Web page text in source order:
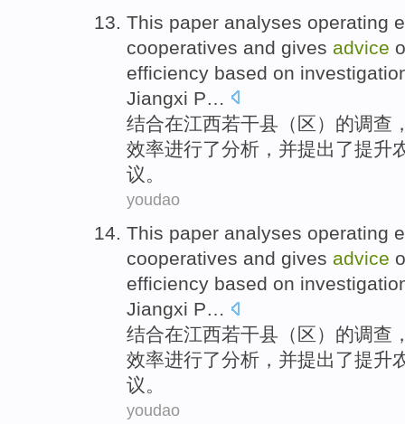
This paper analyses operating
cooperatives and gives advice
efficiency based on
Jiangxi P
结合在江西若干县 （区） 的调查
效率进行了分析 ， 并提出了提升
议 。
youdao
This paper analyses operating
cooperatives and gives advice
efficiency based on
Jiangxi P…
结合在江西若干县 （区） 的调查
效率进行了分析 ， 并提出了提升
议。
youdao